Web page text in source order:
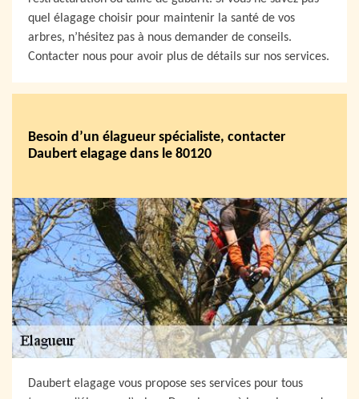
quel élagage choisir pour maintenir la santé de vos
arbres, n’hésitez pas à nous demander de conseils.
Contacter nous pour avoir plus de détails sur nos services.
Besoin d’un élagueur spécialiste, contacter
Daubert elagage dans le 80120
Daubert elagage vous propose ses services pour tous